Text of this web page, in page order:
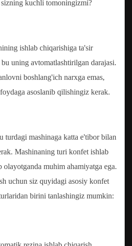
kuchli tomoningizmi?
ishlab chiqarishiga ta'sir
uning avtomatlashtirilgan darajasi.
boshlang'ich narxga emas,
asoslanib qilishingiz kerak.
turdagi mashinaga katta e'tibor bilan
Mashinaning turi konfet ishlab
muhim ahamiyatga ega.
uchun siz quyidagi asosiy konfet
birini tanlashingiz mumkin: